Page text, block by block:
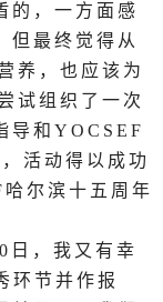
的，一方面感
但最终觉得从
养，也应该为
试组织了一次
导和YOCSEF
活动得以成功
尔滨十五周年
日，我又有幸
环节并作报